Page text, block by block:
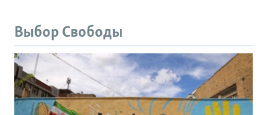
Выбор Свободы